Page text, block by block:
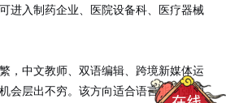
进入制药企业、医院设备科、医疗器械
，中文教师、双语编辑、跨境新媒体运
会层出不穷。该方向适合语言能力强的